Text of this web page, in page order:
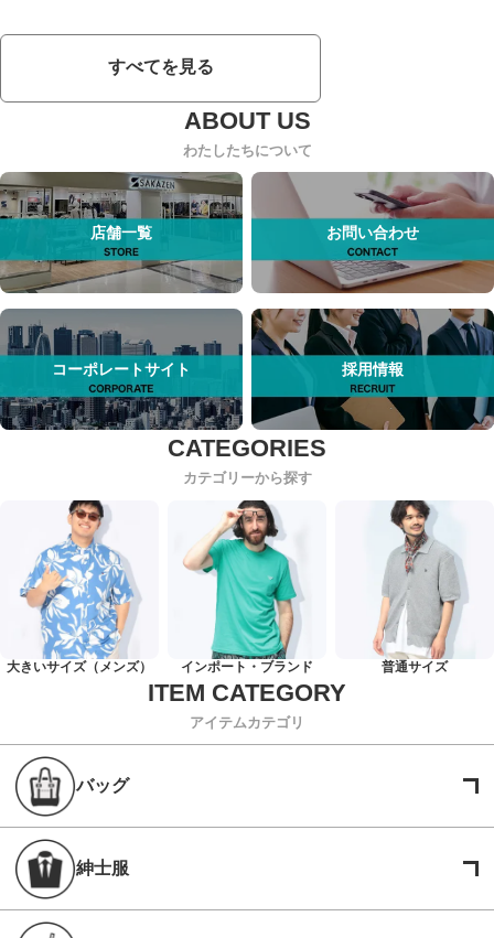
すべてを見る
わたしたちについて
店舗一覧 お問い合わせ
コーポレートサイト 採用情報
カテゴリーから探す
大きいサイズ（メンズ） インポート・ブランド 普通サイズ
アイテムカテゴリ
バッグ
紳士服